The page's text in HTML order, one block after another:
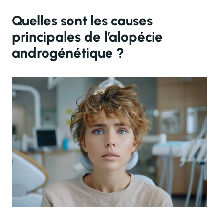
Quelles sont les causes
principales de l’alopécie
androgénétique ?